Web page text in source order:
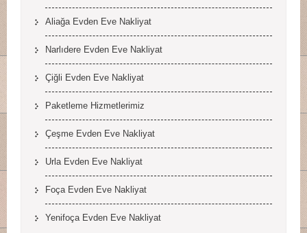
Aliağa Evden Eve Nakliyat
Narlıdere Evden Eve Nakliyat
Çiğli Evden Eve Nakliyat
Paketleme Hizmetlerimiz
Çeşme Evden Eve Nakliyat
Urla Evden Eve Nakliyat
Foça Evden Eve Nakliyat
Yenifoça Evden Eve Nakliyat